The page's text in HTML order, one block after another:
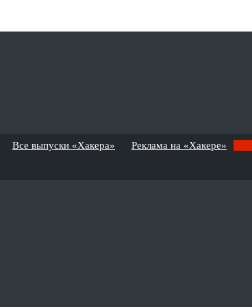
Все выпуски «Хакера» Реклама на «Хакере»